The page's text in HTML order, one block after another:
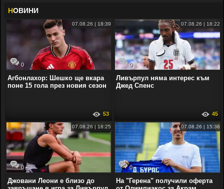
НОВИНИ
0
07.08.26 | 18:39
Агбонлахор: Шешко ще вкара
поне 15 гола през новия сезон
53
0
07.08.26 | 18:22
Ливърпул няма интерес към
Джед Спенс
45
0
07.08.26 | 18:25
Джовани Леони е близо до
0
07.08.26 | 15:36
На "Герена" получили оферта